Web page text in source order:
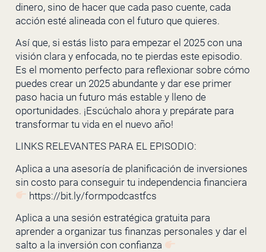
dinero, sino de hacer que cada paso cuente, cada
acción esté alineada con el futuro que quieres.
Así que, si estás listo para empezar el 2025 con una
visión clara y enfocada, no te pierdas este episodio.
Es el momento perfecto para reflexionar sobre cómo
puedes crear un 2025 abundante y dar ese primer
paso hacia un futuro más estable y lleno de
oportunidades. ¡Escúchalo ahora y prepárate para
transformar tu vida en el nuevo año!
LINKS RELEVANTES PARA EL EPISODIO:
Aplica a una asesoría de planificación de inversiones
sin costo para conseguir tu independencia financiera
https://bit.ly/formpodcastfcs
Aplica a una sesión estratégica gratuita para
aprender a organizar tus finanzas personales y dar el
salto a la inversión con confianza